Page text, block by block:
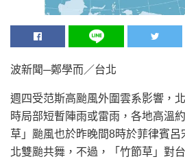
波新聞─鄭學而／台北
週四受范斯高颱風外圍雲系影響，
時局部短暫陣雨或雷雨，各地高溫
草」颱風也於昨晚間8時於菲律賓
北雙颱共舞，不過，「竹節草」對